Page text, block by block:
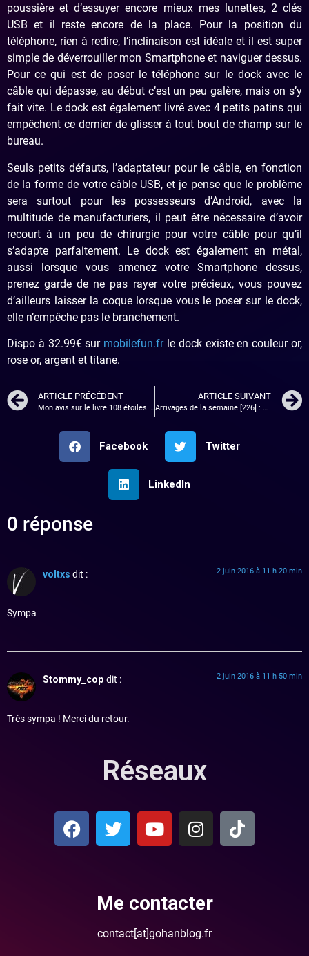
poussière et d’essuyer encore mieux mes lunettes, 2 clés
USB et il reste encore de la place. Pour la position du
téléphone, rien à redire, l’inclinaison est idéale et il est super
simple de déverrouiller mon Smartphone et naviguer dessus.
Pour ce qui est de poser le téléphone sur le dock avec le
câble qui dépasse, au début c’est un peu galère, mais on s’y
fait vite. Le dock est également livré avec 4 petits patins qui
empêchent ce dernier de glisser à tout bout de champ sur le
bureau.
Seuls petits défauts, l’adaptateur pour le câble, en fonction
de la forme de votre câble USB, et je pense que le problème
sera surtout pour les possesseurs d’Android, avec la
multitude de manufacturiers, il peut être nécessaire d’avoir
recourt à un peu de chirurgie pour votre câble pour qu’il
s’adapte parfaitement. Le dock est également en métal,
aussi lorsque vous amenez votre Smartphone dessus,
prenez garde de ne pas rayer votre précieux, vous pouvez
d’ailleurs laisser la coque lorsque vous le poser sur le dock,
elle n’empêche pas le branchement.
Dispo à 32.99€ sur mobilefun.frle dock existe en couleur or,
rose or, argent et titane.
ARTICLE PRÉCÉDENT ARTICLE SUIVANT
Facebook Twitter
LinkedIn
0 réponse
voltxs dit : 2 juin 2016 à 11 h 20 min
Sympa
Stommy_cop dit : 2 juin 2016 à 11 h 50 min
Très sympa ! Merci du retour.
Réseaux
Me contacter
contact[at]gohanblog.fr